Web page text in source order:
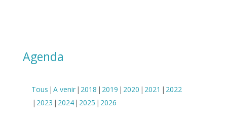
Agenda
Tous A venir 2018 2019 2020 2021
2022
2023
2024 2025 2026